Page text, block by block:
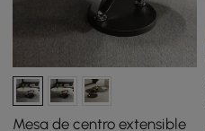
Mesa de centro extensible